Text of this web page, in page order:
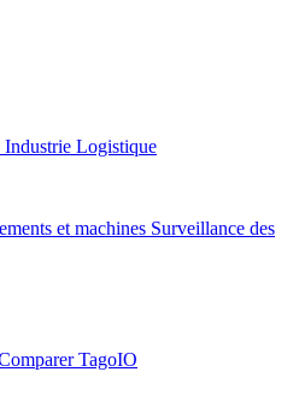
Industrie Logistique
et machines Surveillance des
TagoIO